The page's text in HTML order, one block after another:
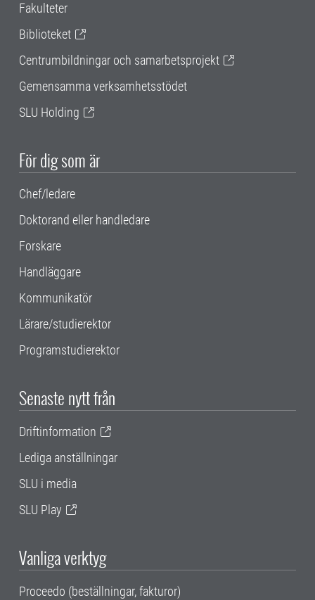
Fakulteter
Biblioteket
Centrumbildningar och samarbetsprojekt
Gemensamma verksamhetsstödet
SLU Holding
För dig som är
Chef/ledare
Doktorand eller handledare
Forskare
Handläggare
Kommunikatör
Lärare/studierektor
Programstudierektor
Senaste nytt från
Driftinformation
Lediga anställningar
SLU i media
SLU Play
Vanliga verktyg
Proceedo (beställningar, fakturor)